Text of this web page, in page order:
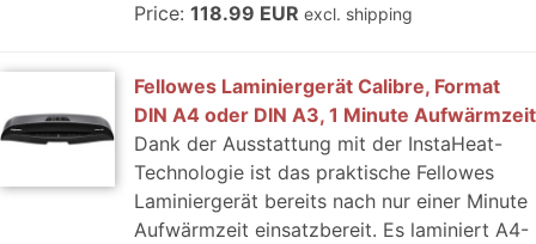
Price: 118.99 EUR excl. shipping
Fellowes Laminiergerät Calibre, Format
DIN A4 oder DIN A3, 1 Minute Aufwärmzeit
Dank der Ausstattung mit der InstaHeat-
Technologie ist das praktische Fellowes
Laminiergerät bereits nach nur einer Minute
Aufwärmzeit einsatzbereit. Es laminiert A4-